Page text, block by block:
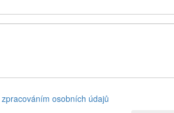
zpracováním osobních údajů